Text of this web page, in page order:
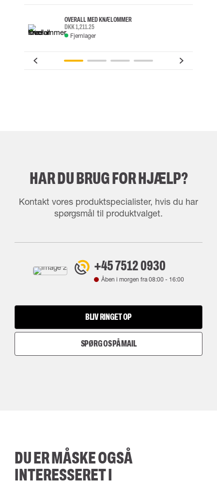
OVERALL MED KNÆLOMMER
DKK 1,211.25
Fjernlager
HAR DU BRUG FOR HJÆLP?
Kontakt vores produktspecialister, hvis du har
spørgsmål til produktvalget.
+45 7512 0930
Åben i morgen fra08:00 - 16:00
BLIV RINGET OP
SPØRG OS PÅ MAIL
DU ER MÅSKE OGSÅ
INTERESSERET I